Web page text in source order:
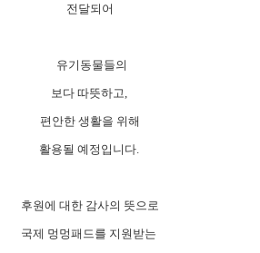
전달되어
유기동물들의
보다 따뜻하고,
편안한 생활을 위해
활용될 예정입니다.
후원에 대한 감사의 뜻으로
국제 멍멍패드를 지원받는